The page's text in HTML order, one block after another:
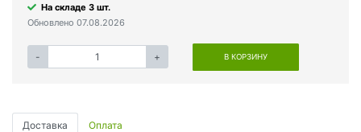
На складе 3 шт.
Обновлено 07.08.2026
- + В КОРЗИНУ
Доставка Оплата